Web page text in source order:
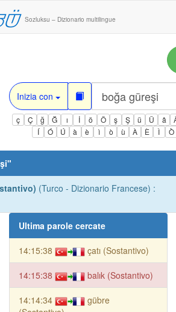
Sozluksu – Dizionario multilingue
Inizia con
ç Ç ğ Ğ ı İ ö Ö ş Ş ü Ü â
Í
Ó Ú à è ì ò ù À È Ì Ò
"
(Turco - Dizionario Francese) :
Ultima parole cercate
14:15:38 çatı (Sostantivo)
14:15:38 balık (Sostantivo)
14:14:34
gübre